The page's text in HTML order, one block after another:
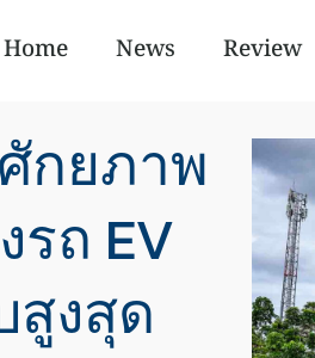
Home News Review
กยภาพ
ถ EV
งสุด